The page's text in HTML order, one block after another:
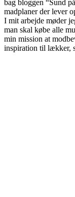
bag bloggen “Sund
madplaner der lever
I mit arbejde møder
man skal købe alle
min mission at
inspiration til lækker,